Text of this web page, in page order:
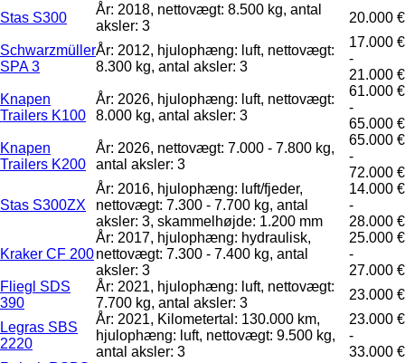
Stas S300
År: 2018, nettovægt: 8.500 kg, antal
aksler: 3
20.000 €
Schwarzmüller
SPA 3
År: 2012, hjulophæng: luft, nettovægt:
8.300 kg, antal aksler: 3
17.000 €
-
21.000 €
Knapen
Trailers K100
År: 2026, hjulophæng: luft, nettovægt:
8.000 kg, antal aksler: 3
61.000 €
-
65.000 €
Knapen
Trailers K200
År: 2026, nettovægt: 7.000 - 7.800 kg,
antal aksler: 3
65.000 €
-
72.000 €
Stas S300ZX
År: 2016, hjulophæng: luft/fjeder,
nettovægt: 7.300 - 7.700 kg, antal
aksler: 3, skammelhøjde: 1.200 mm
14.000 €
-
28.000 €
Kraker CF 200
År: 2017, hjulophæng: hydraulisk,
nettovægt: 7.300 - 7.400 kg, antal
aksler: 3
25.000 €
-
27.000 €
Fliegl SDS
390
År: 2021, hjulophæng: luft, nettovægt:
7.700 kg, antal aksler: 3
23.000 €
Legras SBS
2220
År: 2021, Kilometertal: 130.000 km,
hjulophæng: luft, nettovægt: 9.500 kg,
antal aksler: 3
23.000 €
-
33.000 €